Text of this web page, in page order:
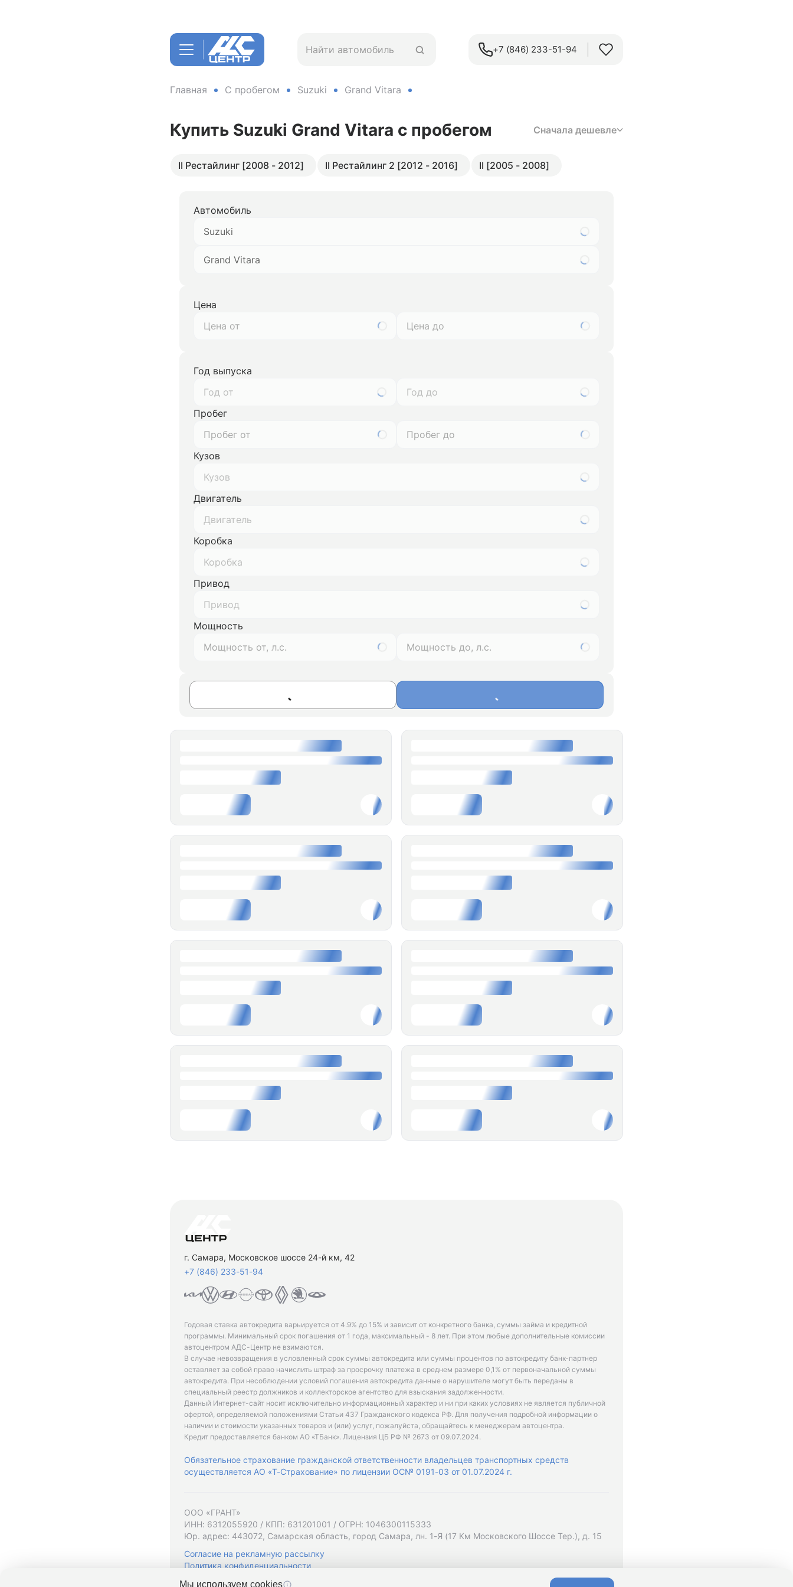
+7 (846) 233-51-94
Главная С пробегом Suzuki Grand Vitara
Купить Suzuki Grand Vitara с пробегом Сначала дешевле
II Рестайлинг [2008 - 2012] II Рестайлинг 2 [2012 - 2016] II [2005 - 2008]
Автомобиль
Suzuki
Grand Vitara
Цена
Год выпуска
Год от
Год до
Пробег
Кузов
Кузов
Двигатель
Двигатель
Коробка
Коробка
Привод
Привод
Мощность
г. Самара, Московское шоссе 24-й км, 42
+7 (846) 233-51-94
Годовая ставка автокредита варьируется от 4.9% до 15% и зависит от конкретного банка, суммы займа и кредитной
программы. Минимальный срок погашения от 1 года, максимальный - 8 лет. При этом любые дополнительные комиссии
автоцентром АДС-Центр не взимаются.
В случае невозвращения в условленный срок суммы автокредита или суммы процентов по автокредиту банк-партнер
оставляет за собой право начислить штраф за просрочку платежа в среднем размере 0,1% от первоначальной суммы
автокредита. При несоблюдении условий погашения автокредита данные о нарушителе могут быть переданы в
специальный реестр должников и коллекторское агентство для взыскания задолженности.
Данный Интернет-сайт носит исключительно информационный характер и ни при каких условиях не является публичной
офертой, определяемой положениями Статьи 437 Гражданского кодекса РФ. Для получения подробной информации о
наличии и стоимости указанных товаров и (или) услуг, пожалуйста, обращайтесь к менеджерам автоцентра.
Кредит предоставляется банком АО «ТБанк». Лицензия ЦБ РФ № 2673 от 09.07.2024.
Обязательное страхование гражданской ответственности владельцев транспортных средств
осуществляется АО «Т-Страхование» по лицензии ОС№ 0191-03 от 01.07.2024 г.
ООО «ГРАНТ»
ИНН: 6312055920 / КПП: 631201001 / ОГРН: 1046300115333
Юр. адрес: 443072, Самарская область, город Самара, лн. 1-Я (17 Км Московского Шоссе Тер.), д. 15
Согласие на рекламную рассылку
Политика конфиденциальности
Мы используем cookies